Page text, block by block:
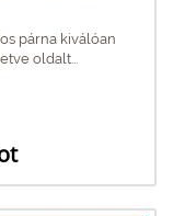
párna kiválóan
oldalt...